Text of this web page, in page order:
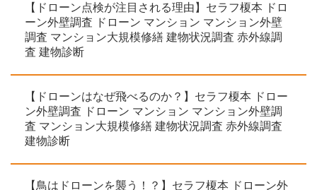
【ドローン点検が注目される理由】セラフ榎本 ドロ
ーン外壁調査 ドローン マンション マンション外壁
調査 マンション大規模修繕 建物状況調査 赤外線調
査 建物診断
【ドローンはなぜ飛べるのか？】セラフ榎本 ドロー
ン外壁調査 ドローン マンション マンション外壁調
査 マンション大規模修繕 建物状況調査 赤外線調査
建物診断
【鳥はドローンを襲う！？】セラフ榎本 ドローン外